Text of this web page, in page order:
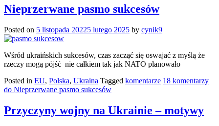
Nieprzerwane pasmo sukcesów
Posted on 5 listopada 20225 lutego 2025 by cynik9
Wśród ukraińskich sukcesów, czas zacząć się oswajać z myślą że
rzeczy mogą pójść nie całkiem tak jak NATO planowało
Posted in EU, Polska, Ukraina Tagged komentarze 18 komentarzy
do Nieprzerwane pasmo sukcesów
Przyczyny wojny na Ukrainie – motywy